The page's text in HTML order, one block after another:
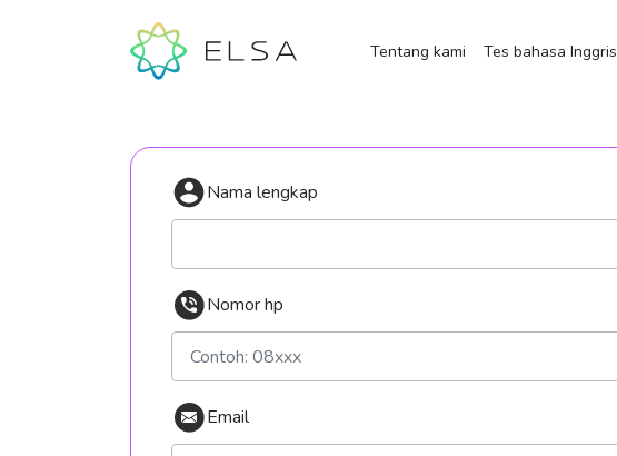
Tentang kami Tes bahasa Inggris
Nama lengkap
Nomor hp
Email